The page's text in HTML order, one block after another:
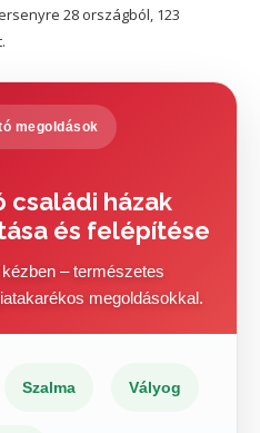
28 országból, 123
megoldások
családi házak
és felépítése
– természetes
megoldásokkal.
Szalma Vályog